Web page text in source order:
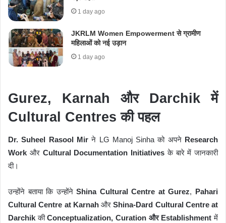
1 day ago
JKRLM Women Empowerment से ग्रामीण
महिलाओं को नई उड़ान
1 day ago
Gurez, Karnah और Darchik में
Cultural Centres की पहल
Dr. Suheel Rasool Mirने LG Manoj Sinha को अपने Research
Work और Cultural Documentation Initiatives के बारे में जानकारी
दी।
उन्होंने बताया कि उन्होंनेShina Cultural Centre at Gurez, Pahari
Cultural Centre at KarnahऔरShina-Dard Cultural Centre at
Darchik कीConceptualization, Curation और Establishment में